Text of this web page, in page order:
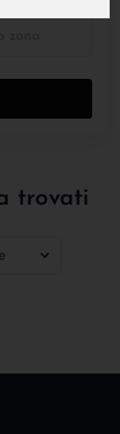
trovati